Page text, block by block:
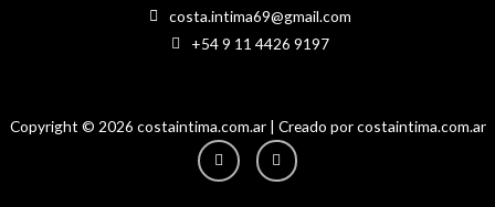
costa.intima69@gmail.com
+54 9 11 4426 9197
Copyright © 2026 costaintima.com.ar | Creado por costaintima.com.ar
InstagramFacebook-
f